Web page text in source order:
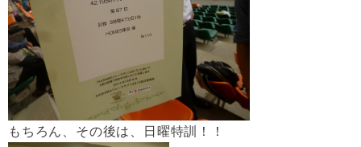
もちろん、その後は、日曜特訓！！